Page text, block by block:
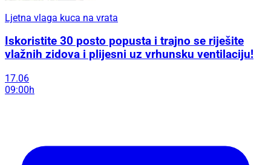
Ljetna vlaga kuca na vrata
Iskoristite 30 posto popusta i trajno se riješite
vlažnih zidova i plijesni uz vrhunsku ventilaciju!
17.06
09:00h